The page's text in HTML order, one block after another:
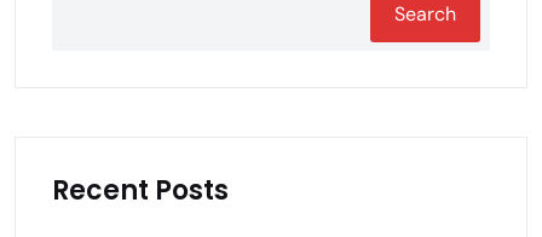
Search
Recent Posts